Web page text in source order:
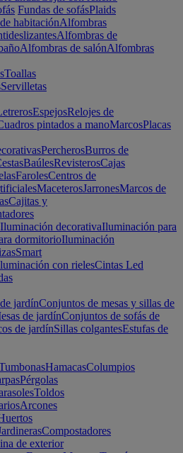
Fundas de sofásPlaids
habitaciónAlfombras
Alfombras de
Alfombras de salónAlfombras
Toallas
Servilletas
EspejosRelojes de
pintados a manoMarcosPlacas
PercherosBurros de
BaúlesRevisterosCajas
FarolesCentros de
MaceterosJarronesMarcos de
Cajitas y
Iluminación decorativaIluminación para
dormitorioIluminación
Smart
con rielesCintas Led
jardínConjuntos de mesas y sillas de
de jardínConjuntos de sofás de
de jardínSillas colgantesEstufas de
HamacasColumpios
Pérgolas
Toldos
Arcones
Compostadores
de exterior